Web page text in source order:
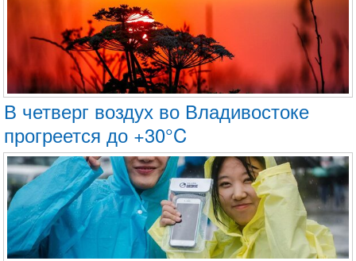
В четверг воздух во Владивостоке
прогреется до +30°C